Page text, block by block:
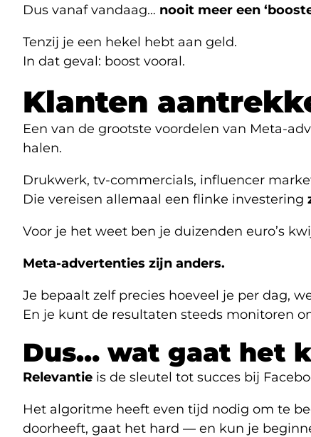
Dus vanaf vandaag… nooit meer een
Tenzij je een hekel hebt aan geld.
In dat geval: boost vooral.
Klanten
Een van de grootste voordelen van Meta-
halen.
Drukwerk, tv-commercials, influencer
Die vereisen allemaal een flinke investering
Voor je het weet ben je duizenden euro’s
Meta-advertenties zijn anders.
Je bepaalt zelf precies hoeveel je per dag,
En je kunt de resultaten steeds monitoren
Dus… wat gaat het
Relevantie is de sleutel tot succes bij
Het algoritme heeft even tijd nodig om te
doorheeft, gaat het hard — en kun je